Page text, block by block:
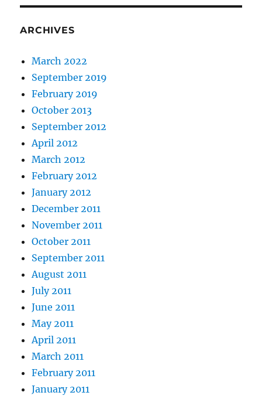
ARCHIVES
March 2022
September 2019
February 2019
October 2013
September 2012
April 2012
March 2012
February 2012
January 2012
December 2011
November 2011
October 2011
September 2011
August 2011
July 2011
June 2011
May 2011
April 2011
March 2011
February 2011
January 2011